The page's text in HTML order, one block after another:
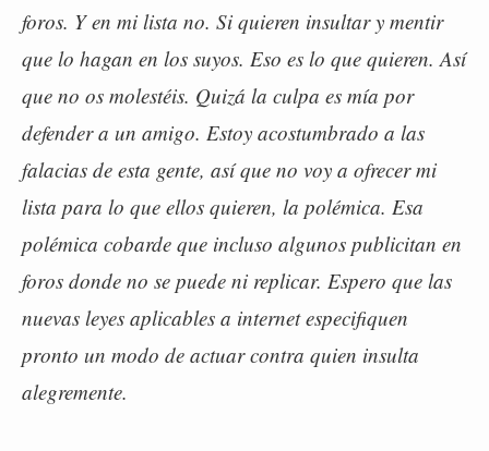
foros. Y en mi lista no. Si quieren insultar y mentir
que lo hagan en los suyos. Eso es lo que quieren. Así
que no os molestéis. Quizá la culpa es mía por
defender a un amigo. Estoy acostumbrado a las
falacias de esta gente, así que no voy a ofrecer mi
lista para lo que ellos quieren, la polémica. Esa
polémica cobarde que incluso algunos publicitan en
foros donde no se puede ni replicar. Espero que las
nuevas leyes aplicables a internet especifiquen
pronto un modo de actuar contra quien insulta
alegremente.